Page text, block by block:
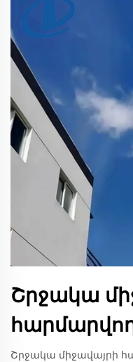
Շրջակա
Շրջակա միջավայրի